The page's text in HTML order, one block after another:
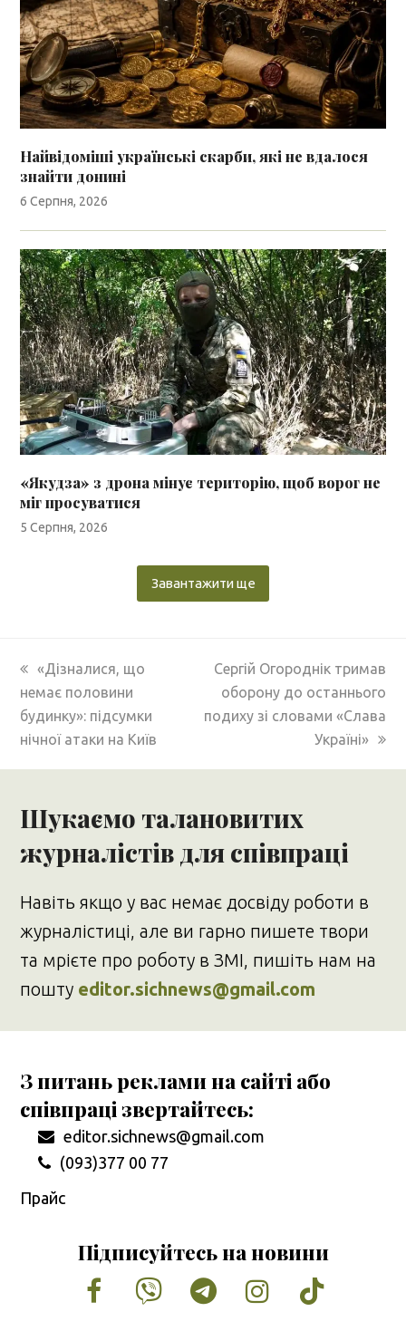
Найвідоміші українські скарби, які не вдалося
знайти донині
6 Серпня, 2026
«Якудза» з дрона мінує територію, щоб ворог не
міг просуватися
5 Серпня, 2026
Завантажити ще
previous
post:
«Дізналися, що
немає половини
будинку»: підсумки
нічної атаки на Київ
next
post:
Сергій Огороднік тримав
оборону до останнього
подиху зі словами «Слава
Україні»
Шукаємо талановитих
журналістів для співпраці
Навіть якщо у вас немає досвіду роботи в
журналістиці, але ви гарно пишете твори
та мрієте про роботу в ЗМІ, пишіть нам на
пошту editor.sichnews@gmail.com
З питань реклами на сайті або
співпраці звертайтесь:
editor.sichnews@gmail.com
(093)377 00 77
Прайс
Підписуйтесь на новини
Facebook
VimeoTumblrInstagram
Tiktok